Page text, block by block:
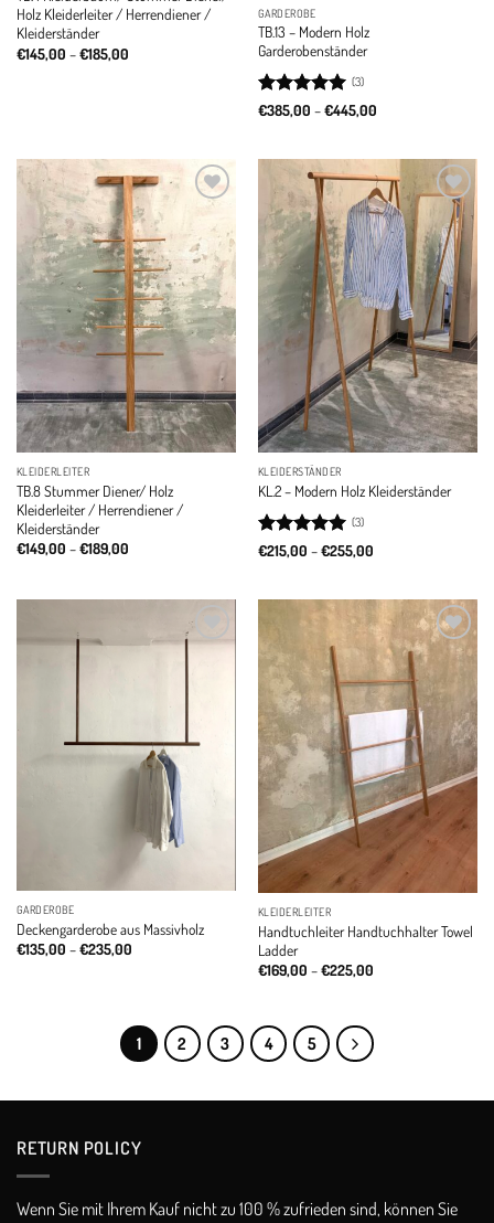
Holz Kleiderleiter / Herrendiener /
Kleiderständer
€145,00 –€185,00Price
GARDEROBE
TB.13 – Modern Holz
Garderobenständer
Rated5
(3)
€385,00 –€445,00Price
wishlist
KLEIDERLEITER
TB.8 Stummer Diener/ Holz
Kleiderleiter / Herrendiener /
Kleiderständer
€149,00 –€189,00Price
€189,00
Add to
wishlist
KLEIDERSTÄNDER
KL.2 – Modern Holz Kleiderständer
Rated 5
(3)
€215,00 –€255,00Price
€255,00
GARDEROBE
Deckengarderobe aus Massivholz
€135,00 –€235,00Price
Add to
wishlist
KLEIDERLEITER
Handtuchleiter Handtuchhalter Towel
Ladder
€169,00 –€225,00Price
1 2 3 4 5
RETURN POLICY​
Wenn Sie mit Ihrem Kauf nicht zu 100 % zufrieden sind, können Sie